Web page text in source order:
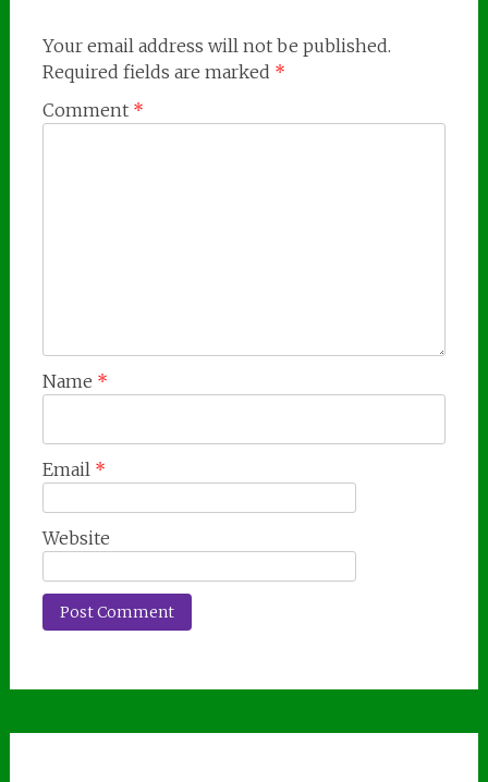
Your email address will not be published.
Required fields are marked *
Comment *
Name *
Email *
Website